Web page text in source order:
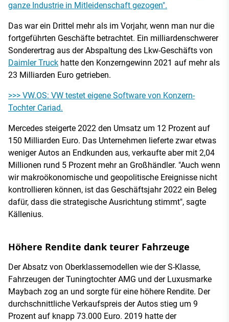
ganze Industrie in Mitleidenschaft gezogen".
Das war ein Drittel mehr als im Vorjahr, wenn man nur die
fortgeführten Geschäfte betrachtet. Ein milliardenschwerer
Sonderertrag aus der Abspaltung des Lkw-Geschäfts von
Daimler Truck hatte den Konzerngewinn 2021 auf mehr als
23 Milliarden Euro getrieben.
>>> VW.OS: VW testet eigene Software von Konzern-
Tochter Cariad.
Mercedes steigerte 2022 den Umsatz um 12 Prozent auf
150 Milliarden Euro. Das Unternehmen lieferte zwar etwas
weniger Autos an Endkunden aus, verkaufte aber mit 2,04
Millionen rund 5 Prozent mehr an Großhändler. "Auch wenn
wir makroökonomische und geopolitische Ereignisse nicht
kontrollieren können, ist das Geschäftsjahr 2022 ein Beleg
dafür, dass die strategische Ausrichtung stimmt", sagte
Källenius.
Höhere Rendite dank teurer Fahrzeuge
Der Absatz von Oberklassemodellen wie der S-Klasse,
Fahrzeugen der Tuningtochter AMG und der Luxusmarke
Maybach zog an und sorgte für eine höhere Rendite. Der
durchschnittliche Verkaufspreis der Autos stieg um 9
Prozent auf knapp 73.000 Euro. 2019 hatte der